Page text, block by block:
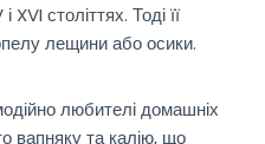
століттях. Тоді її
лещини або осики.
любителі домашніх
вапняку та калію, що